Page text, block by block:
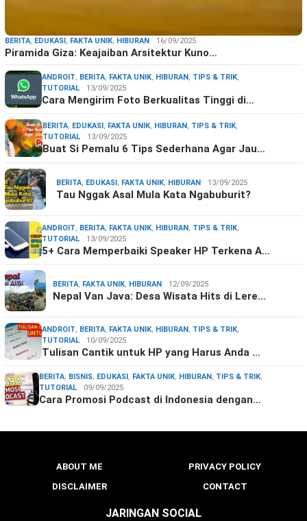
BERITA EDUKASI FAKTA UNIK HIBURAN 16/09/2025
Piramida Giza: Keajaiban Arsitektur Kuno…
ANDROIT BERITA FAKTA UNIK HIBURAN TIPS & TRIK
TUTORIAL
13/09/2025
Cara Mengirim Foto Berkualitas Tinggi di…
BERITA EDUKASI FAKTA UNIK HIBURAN TIPS & TRIK
TUTORIAL
13/09/2025
Buat Si Pemalu 6 Tips Sederhana Agar Jau…
BERITA EDUKASI FAKTA UNIK HIBURAN 13/09/2025
Tau Nggak Asal Mula Kata Ngabuburit?
ANDROIT BERITA FAKTA UNIK HIBURAN TIPS & TRIK
TUTORIAL
13/09/2025
5+ Cara Memperbaiki Speaker HP Terkena A…
BERITA FAKTA UNIK HIBURAN 12/09/2025
Nepal Van Java: Desa Wisata Hits di Lere…
ANDROIT BERITA FAKTA UNIK HIBURAN TIPS & TRIK
TUTORIAL
10/09/2025
Tulisan Cantik untuk HP yang Harus Anda …
BERITA BISNIS EDUKASI FAKTA UNIK HIBURAN TIPS & TRIK
TUTORIAL
09/09/2025
Cara Promosi Podcast di Indonesia dengan…
ABOUT ME
PRIVACY POLICY
DISCLAIMER
CONTACT
JARINGAN SOCIAL